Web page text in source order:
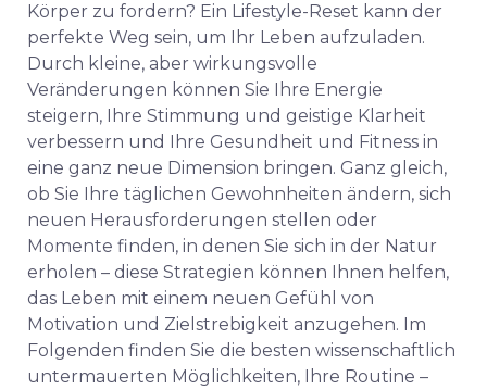
Körper zu fordern? Ein Lifestyle-Reset kann der
perfekte Weg sein, um Ihr Leben aufzuladen.
Durch kleine, aber wirkungsvolle
Veränderungen können Sie Ihre Energie
steigern, Ihre Stimmung und geistige Klarheit
verbessern und Ihre Gesundheit und Fitness in
eine ganz neue Dimension bringen. Ganz gleich,
ob Sie Ihre täglichen Gewohnheiten ändern, sich
neuen Herausforderungen stellen oder
Momente finden, in denen Sie sich in der Natur
erholen – diese Strategien können Ihnen helfen,
das Leben mit einem neuen Gefühl von
Motivation und Zielstrebigkeit anzugehen. Im
Folgenden finden Sie die besten wissenschaftlich
untermauerten Möglichkeiten, Ihre Routine –